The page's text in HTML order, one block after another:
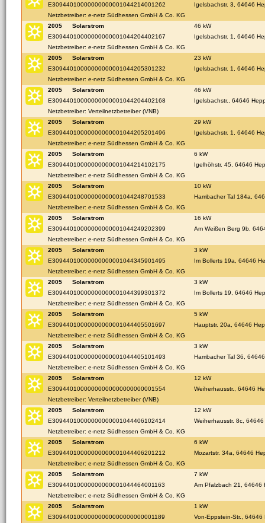
E30944010000000000001044214001262
Igelsbachstr. 3, 64646
Netzbetreiber: e-netz Südhessen GmbH & Co. KG
2005
Solarstrom
46 kW
E30944010000000000001044204402167
Igelsbachstr. 1, 64646
Netzbetreiber: e-netz Südhessen GmbH & Co. KG
2005
Solarstrom
23 kW
E30944010000000000001044205301232
Igelsbachstr. 1, 64646
Netzbetreiber: e-netz Südhessen GmbH & Co. KG
2005
Solarstrom
46 kW
E30944010000000000001044204402168
Igelsbachstr., 64646
Netzbetreiber: Verteilnetzbetreiber (VNB)
2005
Solarstrom
29 kW
E30944010000000000001044205201496
Igelsbachstr. 1, 64646
Netzbetreiber: e-netz Südhessen GmbH & Co. KG
2005
Solarstrom
6 kW
E30944010000000000001044214102175
Igelhöhstr. 45, 64646
Netzbetreiber: e-netz Südhessen GmbH & Co. KG
2005
Solarstrom
10 kW
E30944010000000000001044248701533
Hambacher Tal 184a,
Netzbetreiber: e-netz Südhessen GmbH & Co. KG
2005
Solarstrom
16 kW
E30944010000000000001044249202399
Am Weißen Berg 9b,
Netzbetreiber: e-netz Südhessen GmbH & Co. KG
2005
Solarstrom
3 kW
E30944010000000000001044345901495
Im Bollerts 19a, 64646
Netzbetreiber: e-netz Südhessen GmbH & Co. KG
2005
Solarstrom
3 kW
E30944010000000000001044399301372
Im Bollerts 19, 64646
Netzbetreiber: e-netz Südhessen GmbH & Co. KG
2005
Solarstrom
5 kW
E30944010000000000001044405501697
Hauptstr. 20a, 64646
Netzbetreiber: e-netz Südhessen GmbH & Co. KG
2005
Solarstrom
3 kW
E30944010000000000001044405101493
Hambacher Tal 36,
Netzbetreiber: e-netz Südhessen GmbH & Co. KG
2005
Solarstrom
12 kW
E30944010000000000000000000001554
Weiherhausstr., 64646
Netzbetreiber: Verteilnetzbetreiber (VNB)
2005
Solarstrom
12 kW
E30944010000000000001044406102414
Weiherhausstr. 8c,
Netzbetreiber: e-netz Südhessen GmbH & Co. KG
2005
Solarstrom
6 kW
E30944010000000000001044406201212
Mozartstr. 34a, 64646
Netzbetreiber: e-netz Südhessen GmbH & Co. KG
2005
Solarstrom
7 kW
E30944010000000000001044464001163
Am Pfalzbach 21, 64646
Netzbetreiber: e-netz Südhessen GmbH & Co. KG
2005
Solarstrom
1 kW
E30944010000000000000000000001189
Von-Eppstein-Str., 64646